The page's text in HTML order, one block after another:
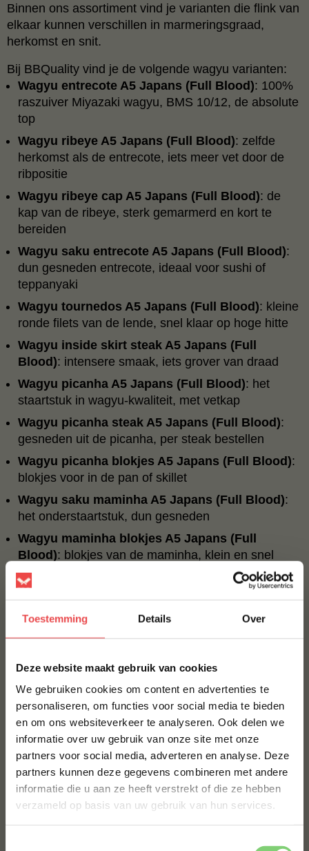
Toestemming Details Over
Deze website maakt gebruik van cookies
We gebruiken cookies om content en advertenties te
personaliseren, om functies voor social media te bieden
en om ons websiteverkeer te analyseren. Ook delen we
informatie over uw gebruik van onze site met onze
partners voor social media, adverteren en analyse. Deze
partners kunnen deze gegevens combineren met andere
informatie die u aan ze heeft verstrekt of die ze hebben
verzameld op basis van uw gebruik van hun services.
Binnen ons assortiment vind je varianten die flink van
elkaar kunnen verschillen in marmeringsgraad,
herkomst en snit.
Bij BBQuality vind je de volgende wagyu varianten:
Wagyu entrecote A5 Japans (Full Blood): 100%
raszuiver Miyazaki wagyu, BMS 10/12, de absolute
top
Wagyu ribeye A5 Japans (Full Blood): zelfde
herkomst als de entrecote, iets meer vet door de
ribpositie
Wagyu ribeye cap A5 Japans (Full Blood): de
kap van de ribeye, sterk gemarmerd en kort te
bereiden
Wagyu saku entrecote A5 Japans (Full Blood):
dun gesneden entrecote, ideaal voor sushi of
teppanyaki
Wagyu tournedos A5 Japans (Full Blood): kleine
ronde filets van de lende, snel klaar op hoge hitte
Wagyu inside skirt steak A5 Japans (Full
Blood): intensere smaak, iets grover van draad
Wagyu picanha A5 Japans (Full Blood): het
staartstuk in wagyu-kwaliteit, met vetkap
Wagyu picanha steak A5 Japans (Full Blood):
gesneden uit de picanha, per steak bestellen
Wagyu picanha blokjes A5 Japans (Full Blood):
blokjes voor in de pan of skillet
Wagyu saku maminha A5 Japans (Full Blood):
het onderstaartstuk, dun gesneden
Wagyu maminha blokjes A5 Japans (Full
Blood): blokjes van de maminha, klein en snel
klaar
Wagyu entrecote blokjes A5 Japans (Full
snelle bereidingen
toegankelijker instapmodel, krachtig van smaak
Wagyu flat iron Australie (marbling 8/9): plat stuk
van de schouder, sappig en gemarmerd
Wagyu burger: gehakt van wagyu-rund, 150 gram
per stuk
Wagyu Beef Tallow (ossewit)
: gesmolten wagyu-
vet van de runderlende, voor bakken en sauzen
10% korting op je
eerste bestelling*
Schrijf je in voor onze nieuwsbrief en ontvang direct
10% korting op jouw eerste bestelling.
VOORNAAM